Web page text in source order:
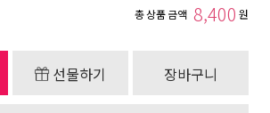
총 상품 금액 8,400 원
선물하기 장바구니